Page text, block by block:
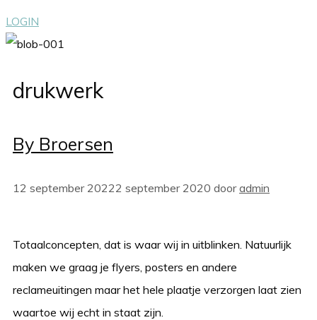
LOGIN
drukwerk
By Broersen
12 september 20222 september 2020 dooradmin
Totaalconcepten, dat is waar wij in uitblinken. Natuurlijk
maken we graag je flyers, posters en andere
reclameuitingen maar het hele plaatje verzorgen laat zien
waartoe wij echt in staat zijn.